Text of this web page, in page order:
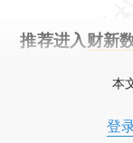
推荐进入 财新
本
登